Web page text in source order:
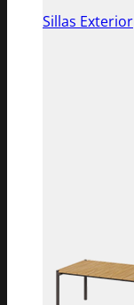
Sillas Exterior